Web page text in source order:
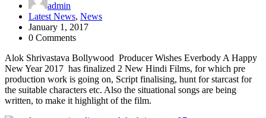
admin
Latest News, News
January 1, 2017
0 Comments
Alok Shrivastava Bollywood Producer Wishes Everbody A Happy
New Year 2017 has finalized 2 New Hindi Films, for which pre
production work is going on, Script finalising, hunt for starcast for
the suitable characters etc. Also the situational songs are being
written, to make it highlight of the film.